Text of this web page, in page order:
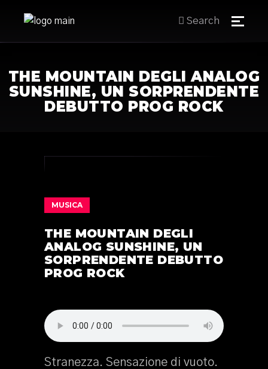
Search
THE MOUNTAIN DEGLI ANALOG
SUNSHINE, UN SORPRENDENTE
DEBUTTO PROG ROCK
MUSICA
THE MOUNTAIN DEGLI
ANALOG SUNSHINE, UN
SORPRENDENTE DEBUTTO
PROG ROCK
Stranezza. Sensazione di vuoto.